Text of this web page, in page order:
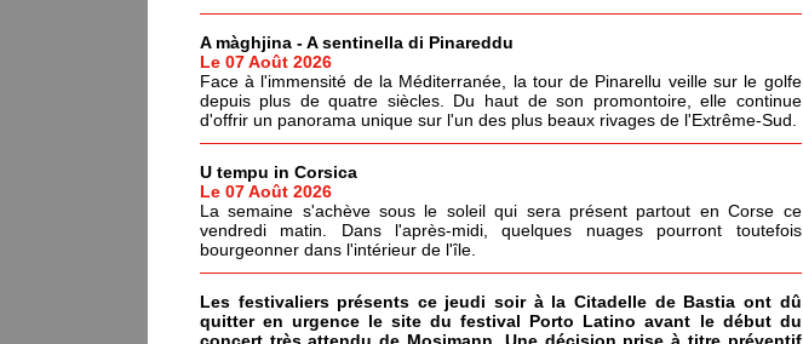
A màghjina - A sentinella di Pinareddu
Le 07 Août 2026
Face à l'immensité de la Méditerranée, la tour de Pinarellu veille sur le golfe
depuis plus de quatre siècles. Du haut de son promontoire, elle continue
d'offrir un panorama unique sur l'un des plus beaux rivages de l'Extrême-Sud.
U tempu in Corsica
Le 07 Août 2026
La semaine s'achève sous le soleil qui sera présent partout en Corse ce
vendredi matin. Dans l'après-midi, quelques nuages pourront toutefois
bourgeonner dans l'intérieur de l'île.
Les festivaliers présents ce jeudi soir à la Citadelle de Bastia ont dû
quitter en urgence le site du festival Porto Latino avant le début du
concert très attendu de Mosimann. Une décision prise à titre préventif